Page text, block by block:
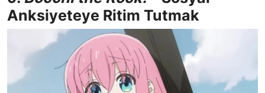
Anksiyeteye Ritim Tutmak